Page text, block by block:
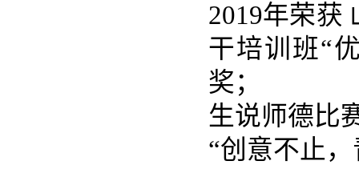
2019年荣获
干培训班“
奖；
生说师德比
“创意不止